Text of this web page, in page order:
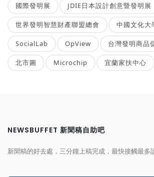
國際發明展 JDIE日本設計創意暨發明展
世界發明智慧財產聯盟總會 中國文化大
SocialLab OpView 台灣發明商品
北市圖 Microchip 宜蘭家扶中心
NEWSBUFFET 新聞稿自助吧
新聞稿的好去處，三分鐘上稿完成，最快接觸最多